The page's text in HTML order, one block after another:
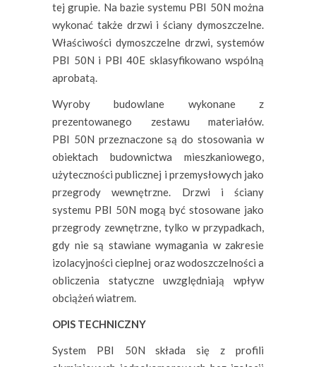
tej grupie. Na bazie systemu PBI 50N można
wykonać także drzwi i ściany dymo­szczelne.
Właściwości dymoszczelne drzwi, systemów
PBI 50N i PBI 40E sklasyfikowano wspólną
aprobatą.
Wyroby budowlane wykonane z
prezentowanego zestawu materiałów.
PBI 50N przeznaczone są do stosowania w
obiektach budownictwa mieszkaniowego,
użyteczności publicznej i przemysłowych jako
przegrody wewnętrzne. Drzwi i ściany
systemu PBI 50N mogą być stosowane jako
przegrody zewnętrzne, tylko w przypadkach,
gdy nie są stawiane wymagania w zakresie
izolacyjności cieplnej oraz wodoszczelności a
obliczenia statyczne uwzględniają wpływ
obciążeń wiatrem.
OPIS TECHNICZNY
System PBI 50N składa się z profili